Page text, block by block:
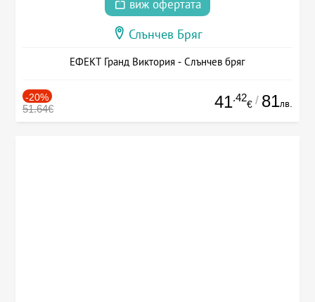
виж офертата
Слънчев Бряг
ЕФЕКТ Гранд Виктория - Слънчев бряг
-20%
51.64€ 41.42
€ / 81лв.